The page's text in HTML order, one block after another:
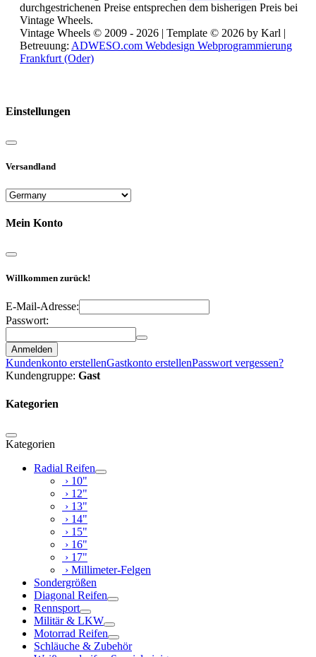
durchgestrichenen Preise entsprechen dem bisherigen Preis bei
Vintage Wheels.
Vintage Wheels © 2009 - 2026 | Template © 2026 by Karl |
Betreuung: ADWESO.com Webdesign Webprogrammierung
Frankfurt (Oder)
Einstellungen
Versandland
Mein Konto
Willkommen zurück!
E-Mail-Adresse:
Passwort:
Anmelden
Kundenkonto erstellenGastkonto erstellenPasswort vergessen?
Kundengruppe: Gast
Kategorien
Kategorien
Radial Reifen
› 10"
› 12"
› 13"
› 14"
› 15"
› 16"
› 17"
› Millimeter-Felgen
Sondergrößen
Diagonal Reifen
Rennsport
Militär & LKW
Motorrad Reifen
Schläuche & Zubehör